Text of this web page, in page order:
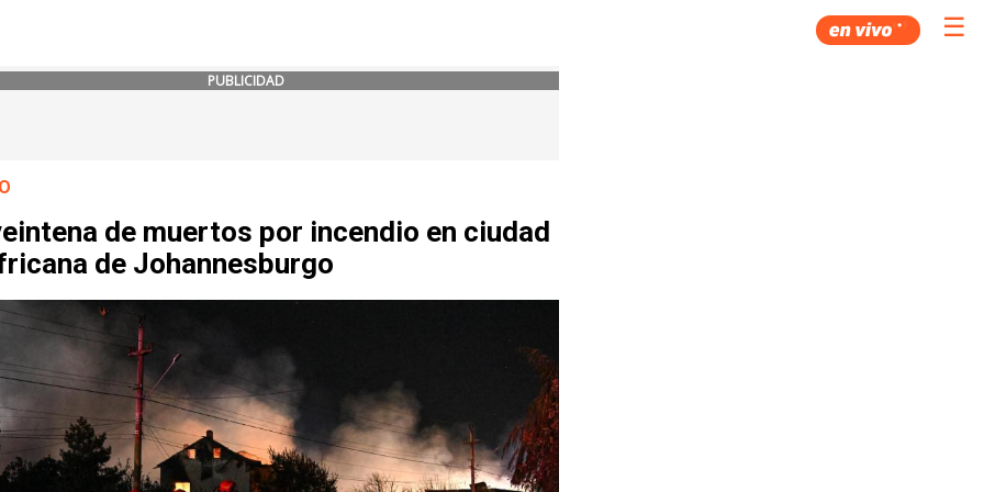
☰
PUBLICIDAD
de muertos por incendio en ciudad
de Johannesburgo